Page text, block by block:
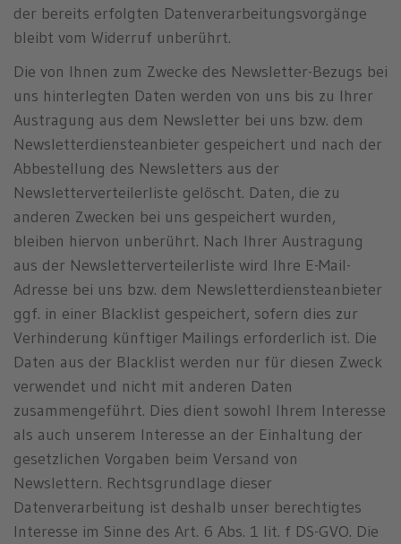
der bereits erfolgten Datenverarbeitungsvorgänge
bleibt vom Widerruf unberührt.
Die von Ihnen zum Zwecke des Newsletter-Bezugs bei
uns hinterlegten Daten werden von uns bis zu Ihrer
Austragung aus dem Newsletter bei uns bzw. dem
Newsletterdiensteanbieter gespeichert und nach der
Abbestellung des Newsletters aus der
Newsletterverteilerliste gelöscht. Daten, die zu
anderen Zwecken bei uns gespeichert wurden,
bleiben hiervon unberührt. Nach Ihrer Austragung
aus der Newsletterverteilerliste wird Ihre E-Mail-
Adresse bei uns bzw. dem Newsletterdiensteanbieter
ggf. in einer Blacklist gespeichert, sofern dies zur
Verhinderung künftiger Mailings erforderlich ist. Die
Daten aus der Blacklist werden nur für diesen Zweck
verwendet und nicht mit anderen Daten
zusammengeführt. Dies dient sowohl Ihrem Interesse
als auch unserem Interesse an der Einhaltung der
gesetzlichen Vorgaben beim Versand von
Newslettern. Rechtsgrundlage dieser
Datenverarbeitung ist deshalb unser berechtigtes
Interesse im Sinne des Art. 6 Abs. 1 lit. f DS-GVO. Die